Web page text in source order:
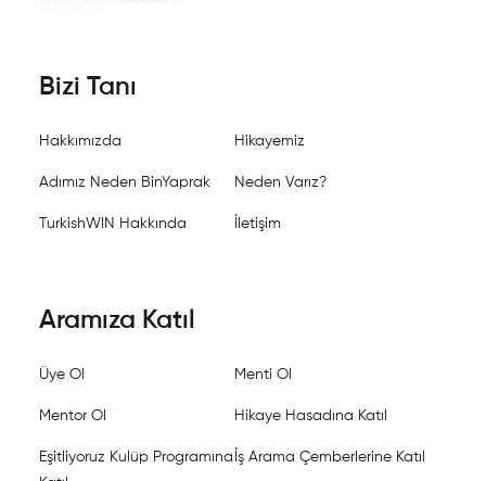
Bizi Tanı
Hakkımızda Hikayemiz
Adımız Neden BinYaprak Neden Varız?
TurkishWIN Hakkında İletişim
Aramıza Katıl
Üye Ol Menti Ol
Mentor Ol Hikaye Hasadına Katıl
Eşitliyoruz Kulüp Programına İş Arama Çemberlerine Katıl